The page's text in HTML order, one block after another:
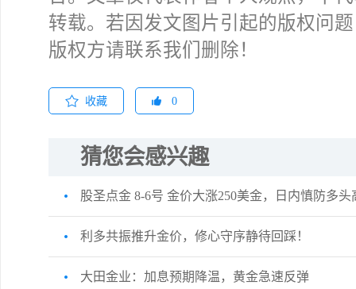
转载。若因发文图片引起的版权问
版权方请联系我们删除！
收藏 0
猜您会感兴趣
股圣点金 8-6号 金价大涨250美金，日内慎防多
利多共振推升金价，修心守序静待回踩！
大田金业：加息预期降温，黄金急速反弹